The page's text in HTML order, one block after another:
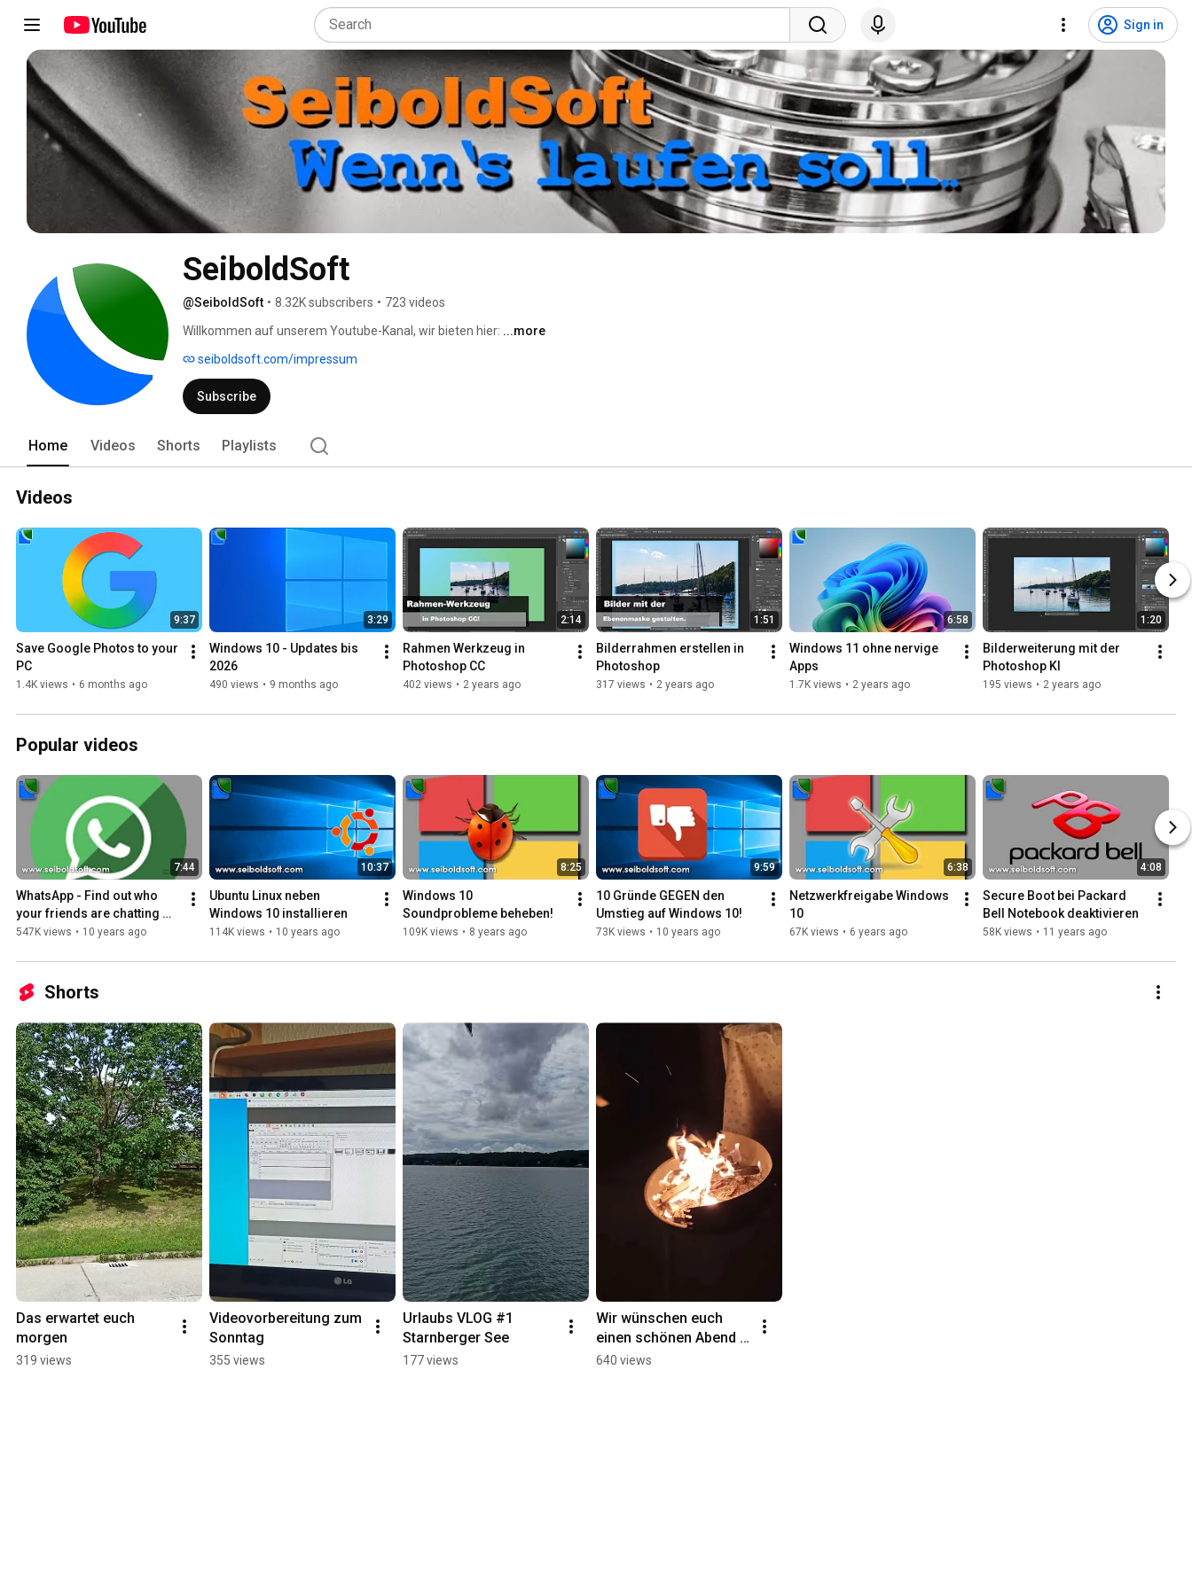
Sign in
SeiboldSoft
@SeiboldSoft • 8.32K subscribers • 723 videos
Willkommen auf unserem Youtube-Kanal, wir bieten hier: ...more
seiboldsoft.com/impressum
Subscribe
Home Videos Shorts Playlists
Videos
9:37
Save Google Photos to your
PC
1.4K views • 6 months ago
3:29
Windows 10 - Updates bis
2026
490 views • 9 months ago
2:14
Rahmen Werkzeug in
Photoshop CC
402 views • 2 years ago
1:51
Bilderrahmen erstellen in
Photoshop
317 views • 2 years ago
6:58
Windows 11 ohne nervige
Apps
1.7K views • 2 years ago
1:20
Bilderweiterung mit der
Photoshop KI
195 views • 2 years ago
Popular videos
7:44
WhatsApp - Find out who
your friends are chatting
with - VIRUS
547K views • 10 years ago
10:37
Ubuntu Linux neben
Windows 10 installieren
114K views • 10 years ago
8:25
Windows 10
Soundprobleme beheben!
109K views • 8 years ago
9:59
10 Gründe GEGEN den
Umstieg auf Windows 10!
73K views • 10 years ago
6:38
Netzwerkfreigabe Windows
10
67K views • 6 years ago
4:08
Secure Boot bei Packard
Bell Notebook deaktivieren
58K views • 11 years ago
Shorts
Das erwartet euch
morgen
319 views
Videovorbereitung zum
Sonntag
355 views
Urlaubs VLOG #1
Starnberger See
177 views
Wir wünschen euch
einen schönen Abend
👋
640 views